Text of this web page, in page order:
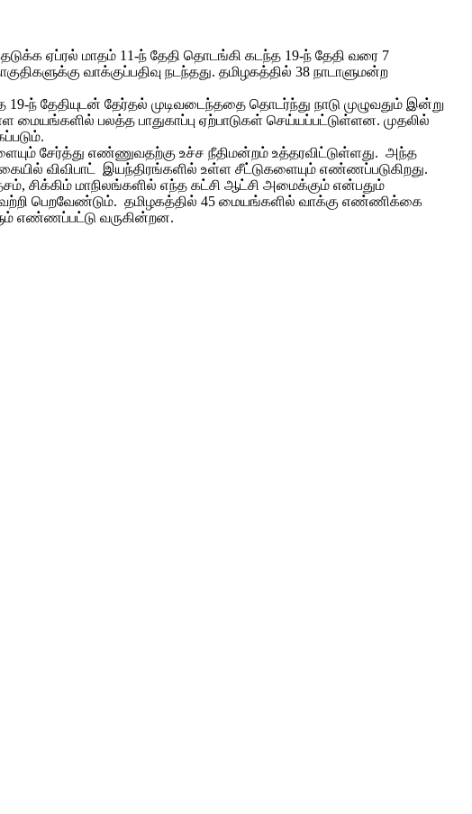
ஏப்ரல் மாதம் 11-ந் தேதி தொடங்கி கடந்த 19-ந் தேதி வரை 7
வாக்குப்பதிவு நடந்தது. தமிழகத்தில் 38 நாடாளுமன்ற
ந் தேதியுடன் தேர்தல் முடிவடைந்ததை தொடர்ந்து நாடு முழுவதும் இன்று
பலத்த பாதுகாப்பு ஏற்பாடுகள் செய்யப்பட்டுள்ளன. முதலில்
சேர்த்து எண்ணுவதற்கு உச்ச நீதிமன்றம் உத்தரவிட்டுள்ளது. அந்த
விவிபாட் இயந்திரங்களில் உள்ள சீட்டுகளையும் எண்ணப்படுகிறது.
சிக்கிம் மாநிலங்களில் எந்த கட்சி ஆட்சி அமைக்கும் என்பதும்
வெற்றி பெறவேண்டும். தமிழகத்தில் 45 மையங்களில் வாக்கு எண்ணிக்கை
எண்ணப்பட்டு வருகின்றன.